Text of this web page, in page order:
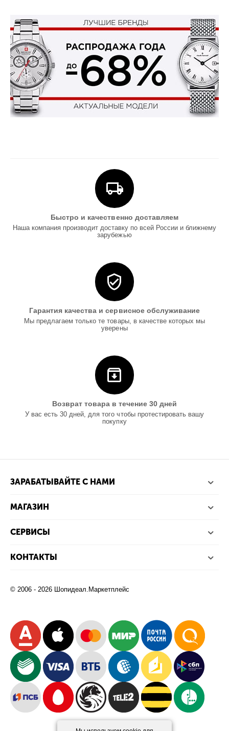
Быстро и качественно доставляем
Наша компания производит доставку по всей России и ближнему
зарубежью
Гарантия качества и сервисное обслуживание
Мы предлагаем только те товары, в качестве которых мы
уверены
Возврат товара в течение 30 дней
У вас есть 30 дней, для того чтобы протестировать вашу
покупку
ЗАРАБАТЫВАЙТЕ С НАМИ
МАГАЗИН
СЕРВИСЫ
КОНТАКТЫ
© 2006 - 2026 Шопидеал.Маркетплейс